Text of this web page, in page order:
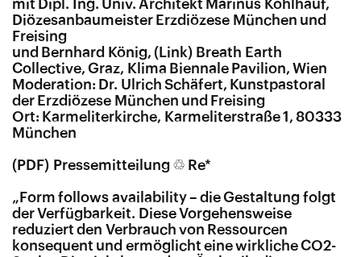
mit Dipl. Ing. Univ. Architekt Marinus Kohlhauf,
Diözesanbaumeister Erzdiözese München und
Freising
und Bernhard König,
Breath Earth
Collective, Graz, Klima Biennale Pavilion, Wien
Moderation: Dr. Ulrich Schäfert, Kunstpastoral
der Erzdiözese München und Freising
Ort: Karmeliterkirche, Karmeliterstraße 1, 80333
München
Pressemitteilung ♲ Re*
„ Form follows availability – die Gestaltung folgt
der Verfügbarkeit. Diese Vorgehensweise
reduziert den Verbrauch von Ressourcen
konsequent und ermöglicht eine wirkliche CO2-